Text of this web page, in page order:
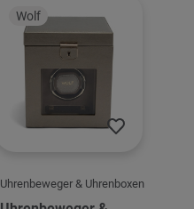
Wolf
Uhrenbeweger & Uhrenboxen